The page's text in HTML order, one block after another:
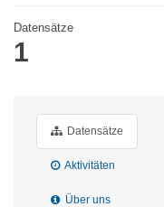
Datensätze
1
Datensätze
Aktivitäten
Über uns